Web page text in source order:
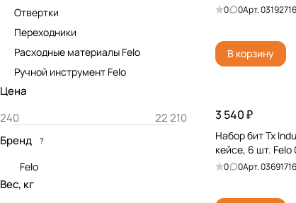
0 0Арт.03192716
В корзину
3 540 ₽
Набор бит Tx
кейсе, 6 шт. Felo
0 0Арт.03691716
Отвертки
Переходники
Расходные материалы Felo
Ручной инструмент Felo
Цена
Бренд ?
Felo
Вес, кг